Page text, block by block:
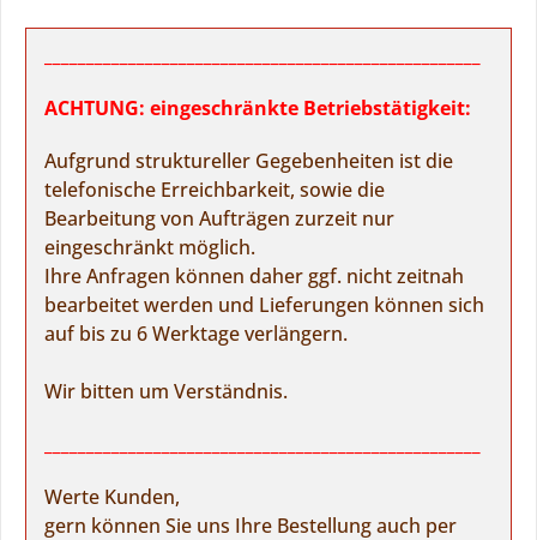
ACHTUNG: eingeschränkte Betriebstätigkeit:
Aufgrund struktureller Gegebenheiten ist die
telefonische Erreichbarkeit, sowie die
Bearbeitung von Aufträgen zurzeit nur
eingeschränkt möglich.
Ihre Anfragen können daher ggf. nicht zeitnah
bearbeitet werden und Lieferungen können sich
auf bis zu 6 Werktage verlängern.
Wir bitten um Verständnis.
Werte Kunden,
gern können Sie uns Ihre Bestellung auch per